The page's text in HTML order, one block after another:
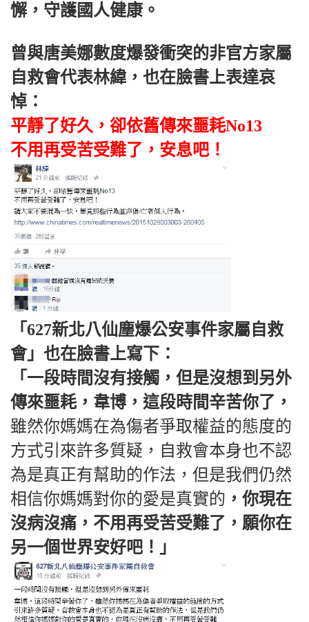
懈，守護國人健康。
曾與唐美娜數度爆發衝突的非官方家屬
自救會代表林緯，也在臉書上表達哀
悼：
平靜了好久，卻依舊傳來噩耗No13
不用再受苦受難了，安息吧！
「627新北八仙塵爆公安事件家屬自救
會」也在臉書上寫下：
「一段時間沒有接觸，但是沒想到另外
傳來噩耗，韋博，這段時間辛苦你了，
雖然你媽媽在為傷者爭取權益的態度的
方式引來許多質疑，自救會本身也不認
為是真正有幫助的作法，但是我們仍然
相信你媽媽對你的愛是真實的 ，你現在
沒病沒痛，不用再受苦受難了，願你在
另一個世界安好吧！」